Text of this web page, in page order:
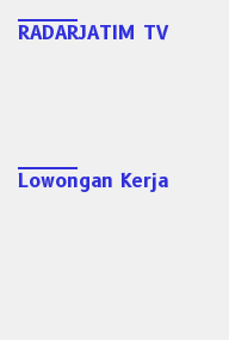
RADARJATIM TV
Lowongan Kerja